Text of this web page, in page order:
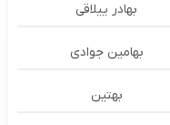
بهادر ییلاقی
بهامین جوادی
بهتین